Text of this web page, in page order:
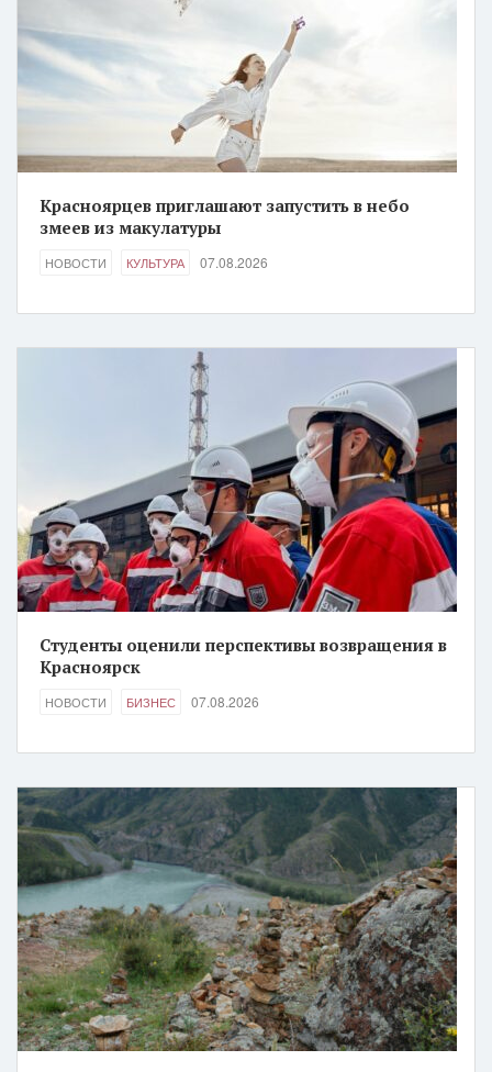
Красноярцев приглашают запустить в небо
змеев из макулатуры
НОВОСТИ КУЛЬТУРА 07.08.2026
Студенты оценили перспективы возвращения в
Красноярск
НОВОСТИ БИЗНЕС 07.08.2026